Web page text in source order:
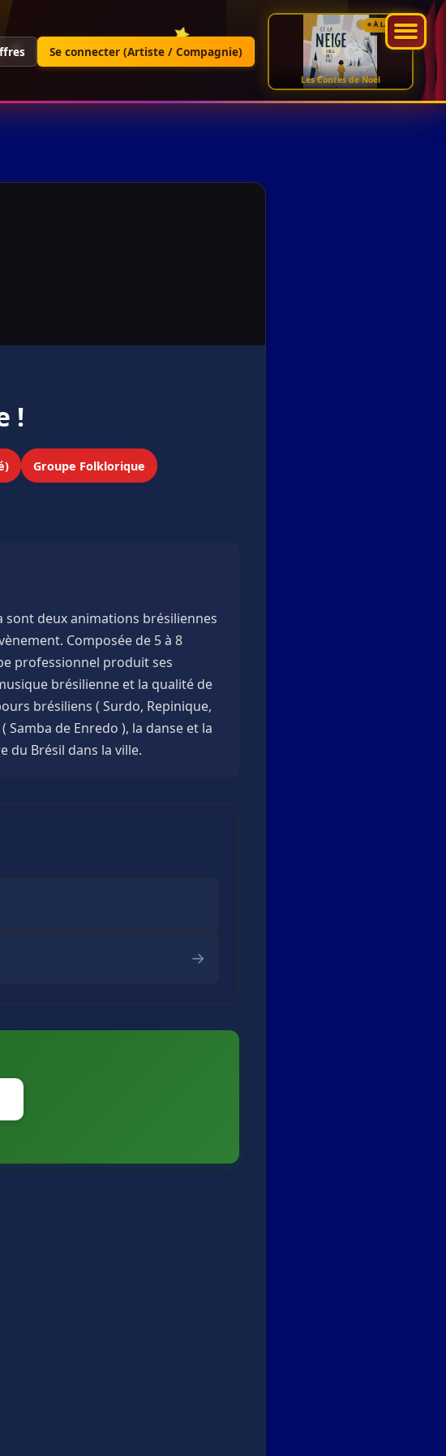
Se connecter (Artiste / Compagnie)
Les Contes de Noël
⭐ À LA UNE
!
Groupe Folklorique
sont deux animations brésiliennes
Composée de 5 à 8
professionnel produit ses
brésilienne et la qualité de
brésiliens ( Surdo, Repinique,
Samba de Enredo ), la danse et la
du Brésil dans la ville.
→